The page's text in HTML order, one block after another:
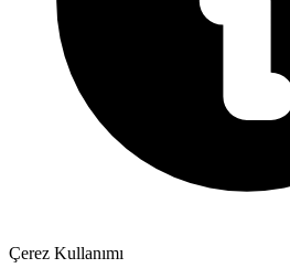
Çerez Kullanımı